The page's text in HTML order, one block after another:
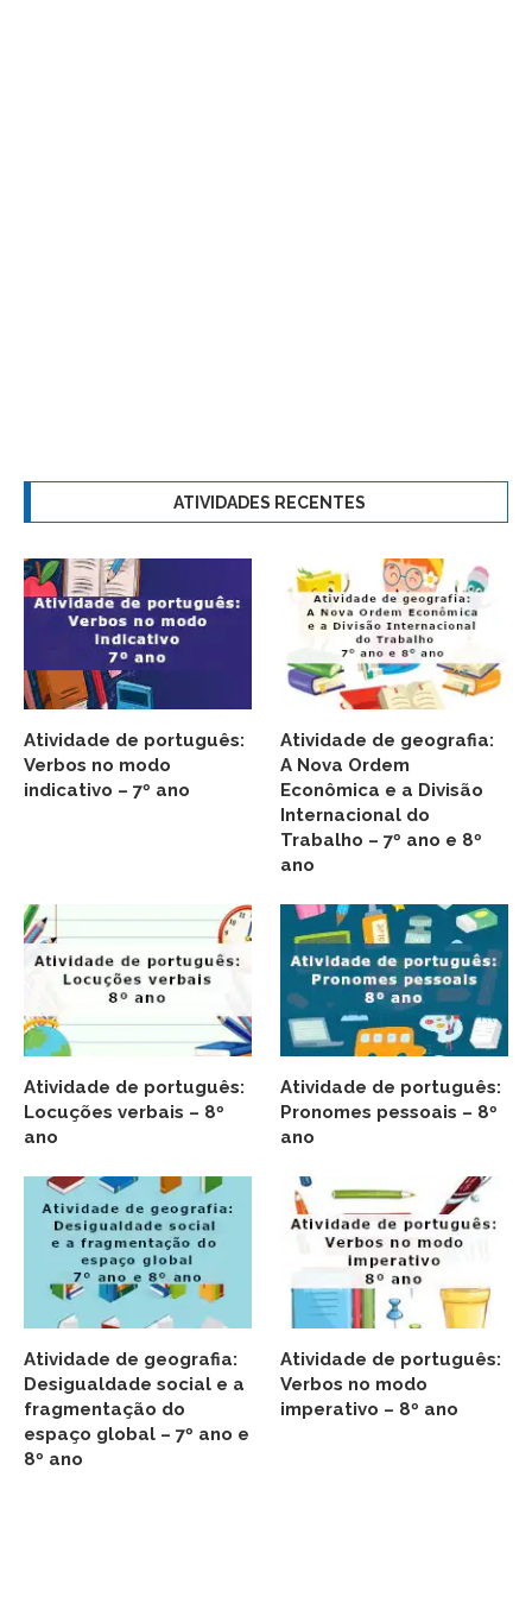
ATIVIDADES RECENTES
Atividade de português:
Verbos no modo
indicativo – 7º ano
Atividade de geografia:
A Nova Ordem
Econômica e a Divisão
Internacional do
Trabalho – 7º ano e 8º
ano
Atividade de português:
Locuções verbais – 8º
ano
Atividade de português:
Pronomes pessoais – 8º
ano
Atividade de geografia:
Desigualdade social e a
fragmentação do
espaço global – 7º ano e
8º ano
Atividade de português:
Verbos no modo
imperativo – 8º ano